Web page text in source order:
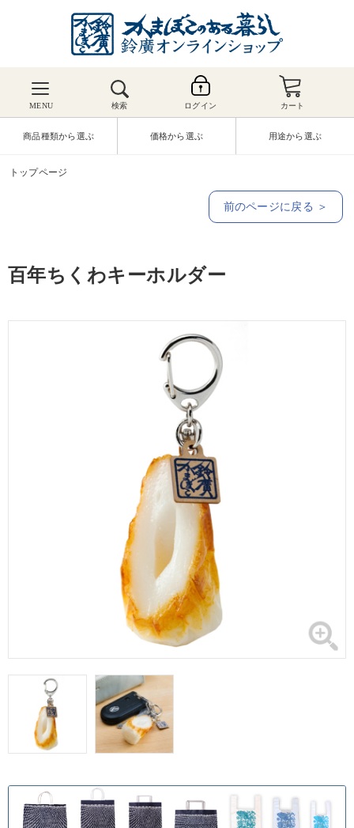
MENU 検索 ログイン カート
商品種類から選ぶ 価格から選ぶ 用途から選ぶ
トップページ
前のページに戻る ＞
百年ちくわキーホルダー